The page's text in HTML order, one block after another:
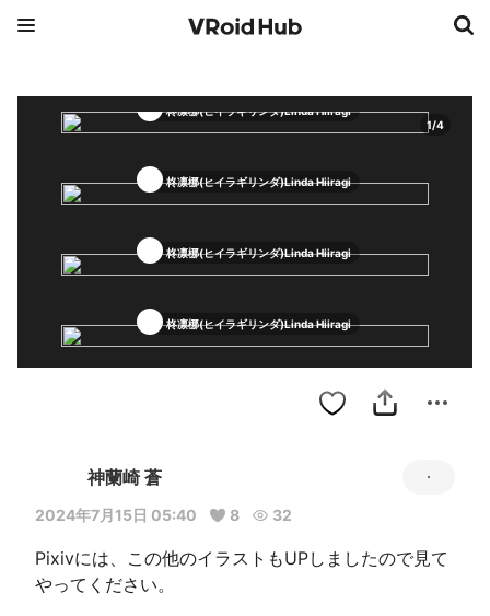
1/4
柊凛梛(ヒイラギリンダ)Linda Hiiragi
柊凛梛(ヒイラギリンダ)Linda Hiiragi
柊凛梛(ヒイラギリンダ)Linda Hiiragi
柊凛梛(ヒイラギリンダ)Linda Hiiragi
神蘭崎 蒼
2024年7月15日 05:40 8 32
Pixivには、この他のイラストもUPしましたので見て
やってください。